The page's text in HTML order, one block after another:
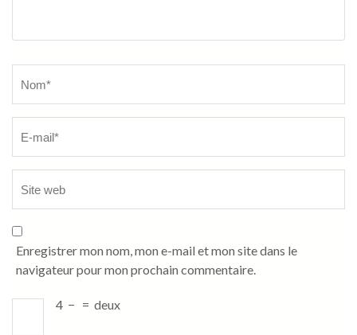
Enregistrer mon nom, mon e-mail et mon site dans le
navigateur pour mon prochain commentaire.
4 − = deux